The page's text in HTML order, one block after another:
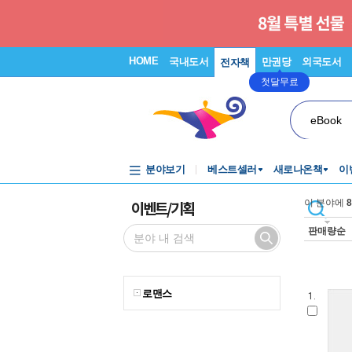
HOME 국내도서 전자책 만권당
첫달무료
외국도서
eBook
분야보기 베스트셀러 새로나온책 이
이벤트/기획
로맨스
이 분야에 8
판매량순
1.